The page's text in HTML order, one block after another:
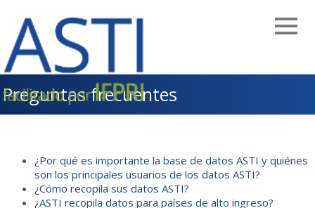
main
navigation
Preguntas frecuentes
¿Por qué es importante la base de datos ASTI y quiénes
son los principales usuarios de los datos ASTI?
¿Cómo recopila sus datos ASTI?
¿ASTI recopila datos para países de alto ingreso?